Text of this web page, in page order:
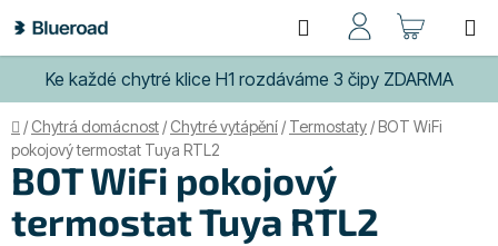
na
obsah
Ke každé chytré klice H1 rozdáváme 3 čipy ZDARMA
Hledat
KOŠÍK
Domů
/ Chytrá domácnost / Chytré vytápění / Termostaty /BOT WiFi
pokojový termostat Tuya RTL2
BOT WiFi pokojový
termostat Tuya RTL2